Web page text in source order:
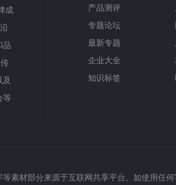
成
品
等
产品测评
专题论坛
最新专题
企业大全
知识标签
素材部分来源于互联网共享平台。如使用任